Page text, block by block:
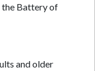
the Battery of
and older